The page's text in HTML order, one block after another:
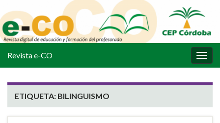
la
Revista e-CO
ETIQUETA: BILINGUISMO